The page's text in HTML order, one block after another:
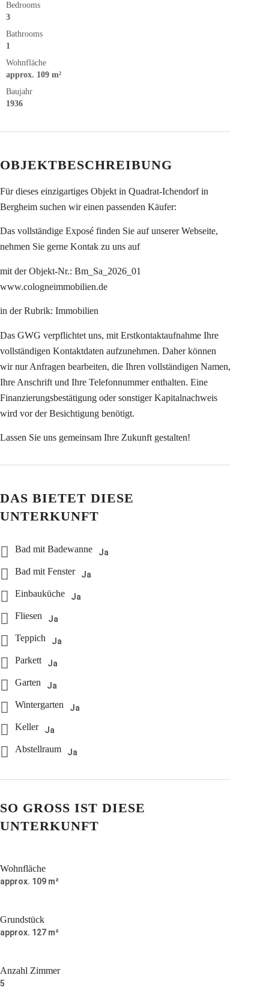
Bedrooms
3
Bathrooms
1
Wohnfläche
approx. 109 m²
Baujahr
1936
OBJEKTBESCHREIBUNG
Für dieses einzigartiges Objekt in Quadrat-Ichendorf in
Bergheim suchen wir einen passenden Käufer:
Das vollständige Exposé finden Sie auf unserer Webseite,
nehmen Sie gerne Kontak zu uns auf
mit der Objekt-Nr.: Bm_Sa_2026_01
www.cologneimmobilien.de
in der Rubrik: Immobilien
Das GWG verpflichtet uns, mit Erstkontaktaufnahme Ihre
vollständigen Kontaktdaten aufzunehmen. Daher können
wir nur Anfragen bearbeiten, die Ihren vollständigen Namen,
Ihre Anschrift und Ihre Telefonnummer enthalten. Eine
Finanzierungsbestätigung oder sonstiger Kapitalnachweis
wird vor der Besichtigung benötigt.
Lassen Sie uns gemeinsam Ihre Zukunft gestalten!
DAS BIETET DIESE
UNTERKUNFT
Bad mit Badewanne Ja
Bad mit Fenster Ja
Einbauküche Ja
Fliesen Ja
Teppich Ja
Parkett Ja
Garten Ja
Wintergarten Ja
Keller Ja
Abstellraum Ja
SO GROSS IST DIESE U
NTERKUNFT
Wohnfläche
approx. 109 m²
Grundstück
approx. 127 m²
Anzahl Zimmer
5